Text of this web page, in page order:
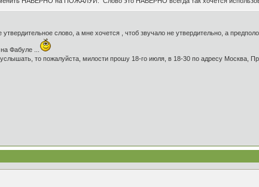
слово, а мне хочется , чтоб звучало не утвердительно, а
Фабуле ...
то пожалуйста, милости прошу 18-го июля, в 18-30 по адресу Москва,